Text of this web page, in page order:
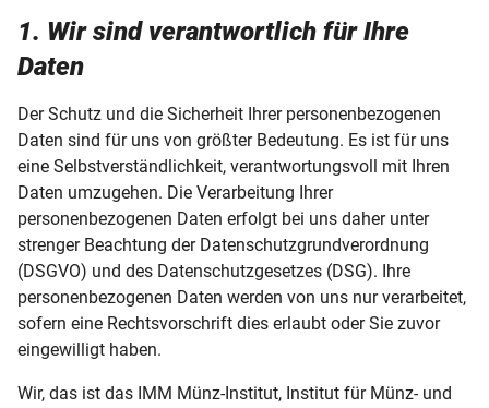
1. Wir sind verantwortlich für Ihre
Daten
Der Schutz und die Sicherheit Ihrer personenbezogenen
Daten sind für uns von größter Bedeutung. Es ist für uns
eine Selbstverständlichkeit, verantwortungsvoll mit Ihren
Daten umzugehen. Die Verarbeitung Ihrer
personenbezogenen Daten erfolgt bei uns daher unter
strenger Beachtung der Datenschutzgrundverordnung
(DSGVO) und des Datenschutzgesetzes (DSG). Ihre
personenbezogenen Daten werden von uns nur verarbeitet,
sofern eine Rechtsvorschrift dies erlaubt oder Sie zuvor
eingewilligt haben.
Wir, das ist das IMM Münz-Institut, Institut für Münz- und